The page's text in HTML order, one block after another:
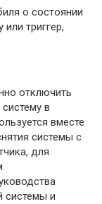
о состоянии
триггер,
отключить
в
вместе
системы с
для
системы и